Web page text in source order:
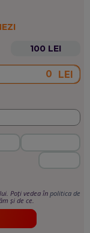
100 LEI
LEI
Poți vedea în politica de
și de ce.